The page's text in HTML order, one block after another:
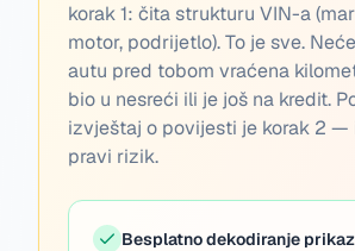
korak 1: čita strukturu VIN-a
motor, podrijetlo). To je sve.
autu pred tobom vraćena
bio u nesreći ili je još na kredit.
izvještaj o povijesti je korak 2 —
pravi rizik.
Besplatno dekodiranje